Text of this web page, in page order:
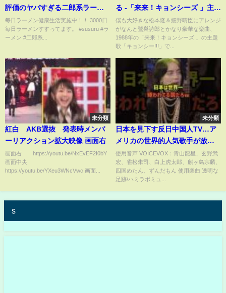
評価のヤバすぎる二郎系ラーメ
ン店に突撃してみた結果‥
#shorts
毎日ラーメン健康生活実施中！！ 3000日
毎日ラーメンすすってます。 #susuru #ラ
ーメン #二郎系...
る -「来来！キョンシーズ 」主題
歌 秋山絵美
僕も大好きな松本隆＆細野晴臣にアレンジ
がなんと鷺巣詩郎とかなり豪華な楽曲、
1988年の「来来！キョンシーズ 」の主題
歌「キョンシー!!!」で...
未分類
紅白 AKB選抜 発表時メンバ
ーリアクション拡大映像 画面右
画面右 https://youtu.be/NxEvEF2I0bY
画面中央
https://youtu.be/YXeu3WNcVwc 画面...
未分類
日本を見下す反日中国人TV…ア
メリカの世界的人気歌手が放っ
た衝撃の一言にスタジオが凍り
ついた
使用音声 VOICEVOX：青山龍星、玄野武
宏、雀松朱司、白上虎太郎、麒ヶ島宗麟、
四国めたん、ずんだもん 使用楽曲 透明な
足跡/ハミラボミュ...
s